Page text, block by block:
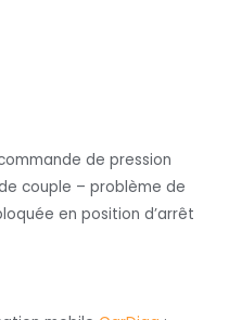
de pression
couple – problème de
en position d’arrêt